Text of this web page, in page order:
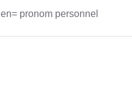
en= pronom personnel